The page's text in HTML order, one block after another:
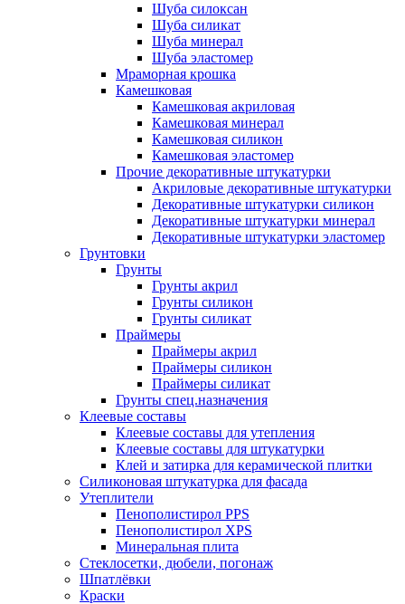
Шуба силоксан
Шуба силикат
Шуба минерал
Шуба эластомер
Мраморная крошка
Камешковая
Камешковая акриловая
Камешковая минерал
Камешковая силикон
Камешковая эластомер
Прочие декоративные штукатурки
Акриловые декоративные штукатурки
Декоративные штукатурки силикон
Декоративные штукатурки минерал
Декоративные штукатурки эластомер
Грунтовки
Грунты
Грунты акрил
Грунты силикон
Грунты силикат
Праймеры
Праймеры акрил
Праймеры силикон
Праймеры силикат
Грунты спец.назначения
Клеевые составы
Клеевые составы для утепления
Клеевые составы для штукатурки
Клей и затирка для керамической плитки
Силиконовая штукатурка для фасада
Утеплители
Пенополистирол PPS
Пенополистирол XPS
Минеральная плита
Стеклосетки, дюбели, погонаж
Шпатлёвки
Краски